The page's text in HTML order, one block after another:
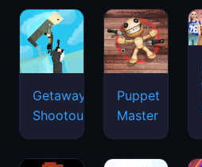
Getaway
Shootout
Puppet
Master